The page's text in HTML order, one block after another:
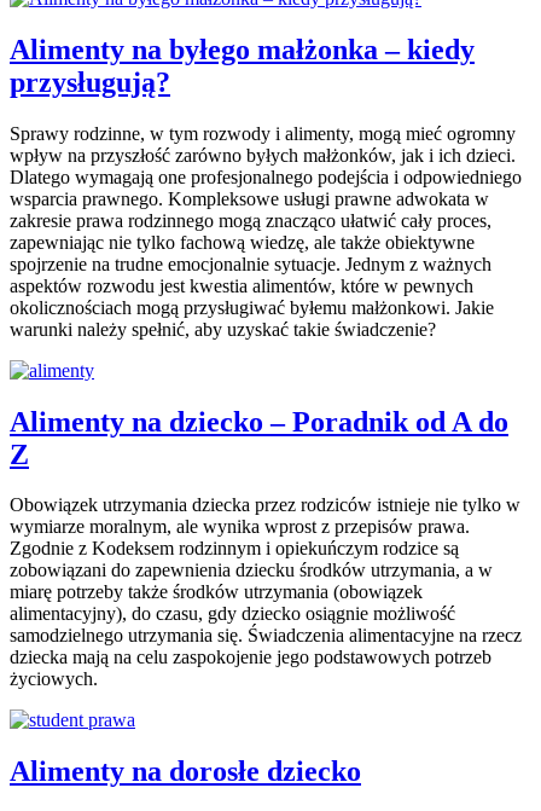
Alimenty na byłego małżonka – kiedy
przysługują?
Sprawy rodzinne, w tym rozwody i alimenty, mogą mieć ogromny
wpływ na przyszłość zarówno byłych małżonków, jak i ich dzieci.
Dlatego wymagają one profesjonalnego podejścia i odpowiedniego
wsparcia prawnego. Kompleksowe usługi prawne adwokata w
zakresie prawa rodzinnego mogą znacząco ułatwić cały proces,
zapewniając nie tylko fachową wiedzę, ale także obiektywne
spojrzenie na trudne emocjonalnie sytuacje. Jednym z ważnych
aspektów rozwodu jest kwestia alimentów, które w pewnych
okolicznościach mogą przysługiwać byłemu małżonkowi. Jakie
warunki należy spełnić, aby uzyskać takie świadczenie?
Alimenty na dziecko – Poradnik od A do
Z
Obowiązek utrzymania dziecka przez rodziców istnieje nie tylko w
wymiarze moralnym, ale wynika wprost z przepisów prawa.
Zgodnie z Kodeksem rodzinnym i opiekuńczym rodzice są
zobowiązani do zapewnienia dziecku środków utrzymania, a w
miarę potrzeby także środków utrzymania (obowiązek
alimentacyjny), do czasu, gdy dziecko osiągnie możliwość
samodzielnego utrzymania się. Świadczenia alimentacyjne na rzecz
dziecka mają na celu zaspokojenie jego podstawowych potrzeb
życiowych.
Alimenty na dorosłe dziecko